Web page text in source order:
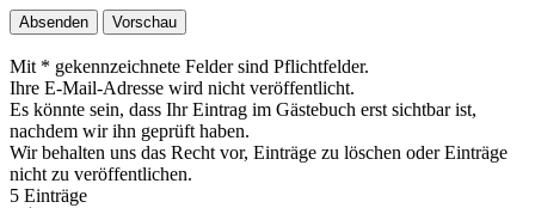
Mit * gekennzeichnete Felder sind Pflichtfelder.
Ihre E-Mail-Adresse wird nicht veröffentlicht.
Es könnte sein, dass Ihr Eintrag im Gästebuch erst sichtbar ist,
nachdem wir ihn geprüft haben.
Wir behalten uns das Recht vor, Einträge zu löschen oder Einträge
nicht zu veröffentlichen.
5 Einträge